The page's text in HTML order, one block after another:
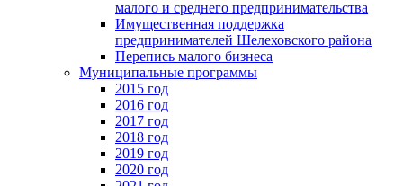
малого и среднего предпринимательства
Имущественная поддержка
предпринимателей Шелеховского района
Перепись малого бизнеса
Муниципальные программы
2015 год
2016 год
2017 год
2018 год
2019 год
2020 год